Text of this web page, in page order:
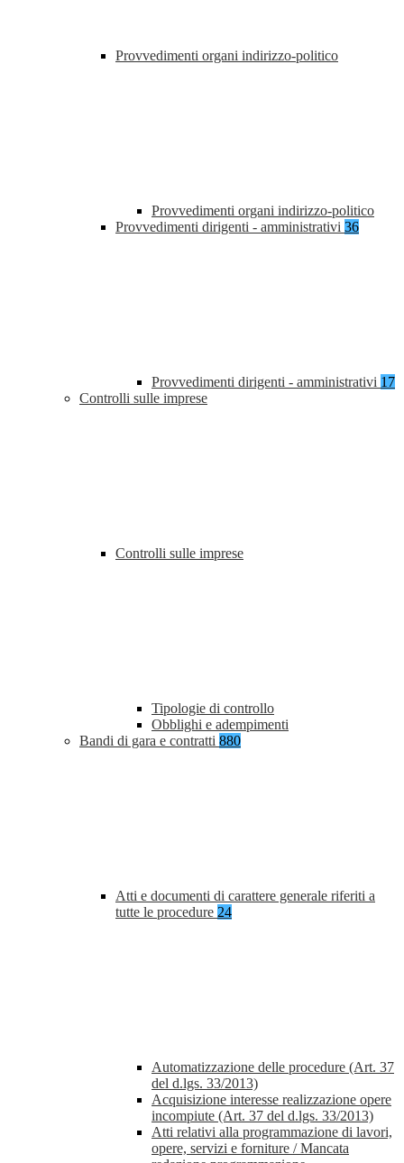
Provvedimenti organi indirizzo-politico
Provvedimenti organi indirizzo-politico
Provvedimenti dirigenti - amministrativi 36
Provvedimenti dirigenti - amministrativi 17
Controlli sulle imprese
Controlli sulle imprese
Tipologie di controllo
Obblighi e adempimenti
Bandi di gara e contratti 880
Atti e documenti di carattere generale riferiti a
tutte le procedure 24
Automatizzazione delle procedure (Art. 37
del d.lgs. 33/2013)
Acquisizione interesse realizzazione opere
incompiute (Art. 37 del d.lgs. 33/2013)
Atti relativi alla programmazione di lavori,
opere, servizi e forniture / Mancata